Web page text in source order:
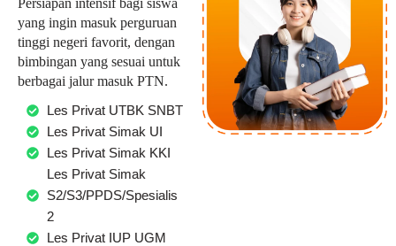
yang ingin masuk perguruan
tinggi negeri favorit, dengan
bimbingan yang sesuai untuk
berbagai jalur masuk PTN.
Les Privat UTBK SNBT
Les Privat Simak UI
Les Privat Simak KKI
Les Privat Simak
S2/S3/PPDS/Spesialis
2
Les Privat IUP UGM